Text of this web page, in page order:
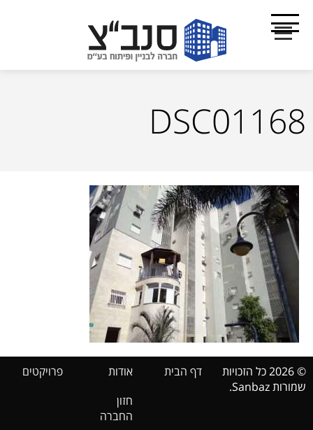
DSC01168
© 2026 כל הזכויות
שמורות Sanbaz.
דף הבית
אודות
חזון
החברה
פרויקטים